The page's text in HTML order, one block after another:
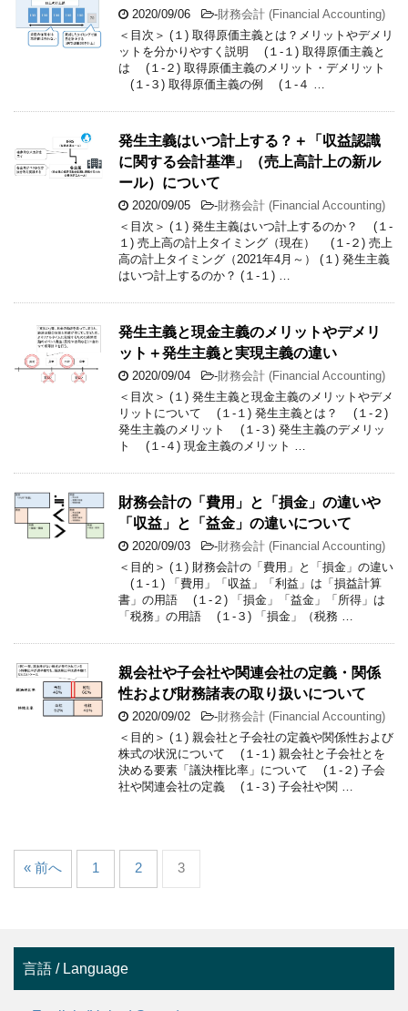
2020/09/06 -財務会計 (Financial Accounting)
＜目次＞ (１) 取得原価主義とは？メリットやデメリ
ットを分かりやすく説明 (１-１) 取得原価主義と
は (１-２) 取得原価主義のメリット・デメリット
(１-３) 取得原価主義の例 (１-４ …
発生主義はいつ計上する？＋「収益認識
に関する会計基準」（売上高計上の新ル
ール）について
2020/09/05 -財務会計 (Financial Accounting)
＜目次＞ (１) 発生主義はいつ計上するのか？ (１-
１) 売上高の計上タイミング（現在） (１-２) 売上
高の計上タイミング（2021年4月～） (１) 発生主義
はいつ計上するのか？ (１-１) …
発生主義と現金主義のメリットやデメリ
ット＋発生主義と実現主義の違い
2020/09/04 -財務会計 (Financial Accounting)
＜目次＞ (１) 発生主義と現金主義のメリットやデメ
リットについて (１-１) 発生主義とは？ (１-２)
発生主義のメリット (１-３) 発生主義のデメリッ
ト (１-４) 現金主義のメリット …
財務会計の「費用」と「損金」の違いや
「収益」と「益金」の違いについて
2020/09/03 -財務会計 (Financial Accounting)
＜目的＞ (１) 財務会計の「費用」と「損金」の違い
(１-１) 「費用」「収益」「利益」は「損益計算
書」の用語 (１-２) 「損金」「益金」「所得」は
「税務」の用語 (１-３) 「損金」（税務 …
親会社や子会社や関連会社の定義・関係
性および財務諸表の取り扱いについて
2020/09/02 -財務会計 (Financial Accounting)
＜目的＞ (１) 親会社と子会社の定義や関係性および
株式の状況について (１-１) 親会社と子会社とを
決める要素「議決権比率」について (１-２) 子会
社や関連会社の定義 (１-３) 子会社や関 …
« 前へ 1 2 3
言語 / Language